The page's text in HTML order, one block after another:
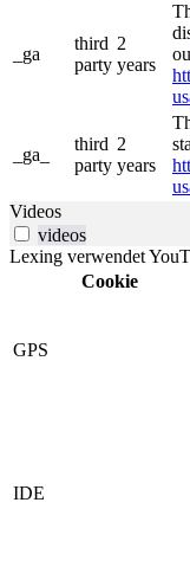
_ga
third
party
2
years
_ga_
third
party
2
years
Videos
videos
Lexing verwendet
Cookie
GPS
IDE